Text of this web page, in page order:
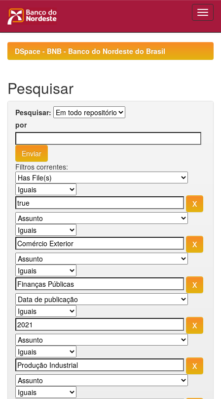
navigationDSpace - BNB - Banco do Nordeste do Brasil
Pesquisar
Pesquisar:
por
Filtros correntes: